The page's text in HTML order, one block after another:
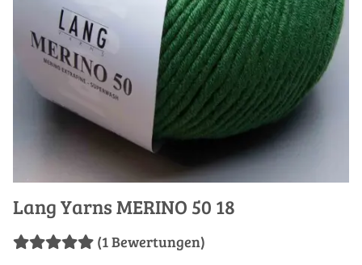
Lang Yarns MERINO 50 18
(1 Bewertungen)